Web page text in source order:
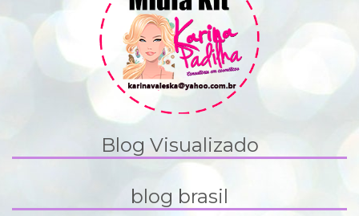
Blog Visualizado
blog brasil